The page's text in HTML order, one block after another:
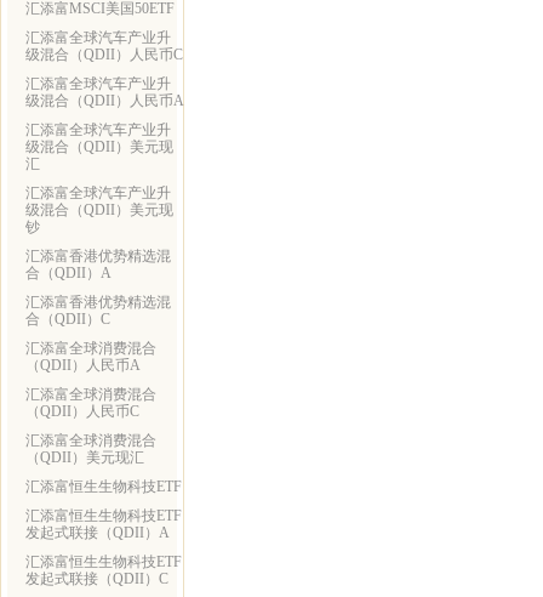
汇添富MSCI美国50ETF
汇添富全球汽车产业升
级混合（QDII）人民币C
汇添富全球汽车产业升
级混合（QDII）人民币A
汇添富全球汽车产业升
级混合（QDII）美元现
汇
汇添富全球汽车产业升
级混合（QDII）美元现
钞
汇添富香港优势精选混
合（QDII）A
汇添富香港优势精选混
合（QDII）C
汇添富全球消费混合
（QDII）人民币A
汇添富全球消费混合
（QDII）人民币C
汇添富全球消费混合
（QDII）美元现汇
汇添富恒生生物科技ETF
汇添富恒生生物科技ETF
发起式联接（QDII）A
汇添富恒生生物科技ETF
发起式联接（QDII）C